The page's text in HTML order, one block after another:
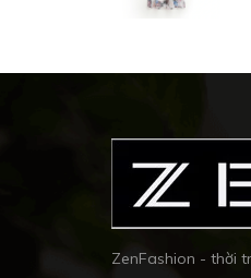
ZenFashion - thời